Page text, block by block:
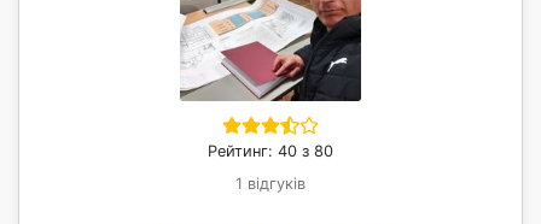
Рейтинг: 40 з 80
1 відгуків